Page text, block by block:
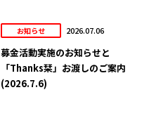
お知らせ 2026.07.06
募金活動実施のお知らせと
「Thanks栞」お渡しのご案内
(2026.7.6)